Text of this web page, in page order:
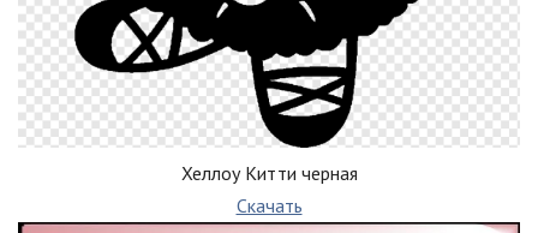
Хеллоу Китти черная
Скачать